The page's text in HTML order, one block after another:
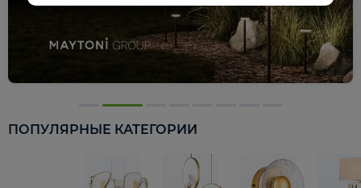
ПОПУЛЯРНЫЕ КАТЕГОРИИ